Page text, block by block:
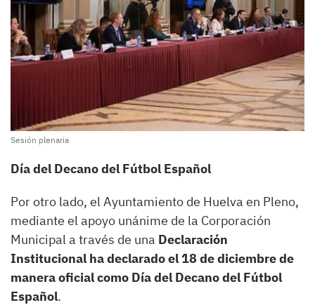
Sesión plenaria
Día del Decano del Fútbol Español
Por otro lado, el Ayuntamiento de Huelva en Pleno,
mediante el apoyo unánime de la Corporación
Municipal a través de una Declaración
Institucional ha declarado el 18 de diciembre de
manera oficial como Día del Decano del Fútbol
Español.